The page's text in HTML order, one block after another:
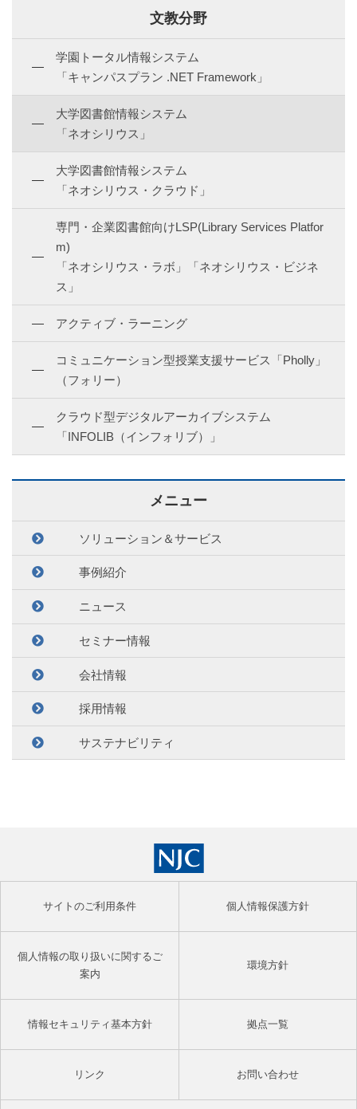
文教分野
学園トータル情報システム
「キャンパスプラン .NET Framework」
大学図書館情報システム
「ネオシリウス」
大学図書館情報システム
「ネオシリウス・クラウド」
専門・企業図書館向けLSP(Library Services Platfor
m)
「ネオシリウス・ラボ」「ネオシリウス・ビジネ
ス」
アクティブ・ラーニング
コミュニケーション型授業支援サービス「Pholly」
（フォリー）
クラウド型デジタルアーカイブシステム
「INFOLIB（インフォリブ）」
メニュー
ソリューション＆サービス
事例紹介
ニュース
セミナー情報
会社情報
採用情報
サステナビリティ
サイトのご利用条件 個人情報保護方針
個人情報の取り扱いに関するご
案内
環境方針
情報セキュリティ基本方針 拠点一覧
リンク お問い合わせ